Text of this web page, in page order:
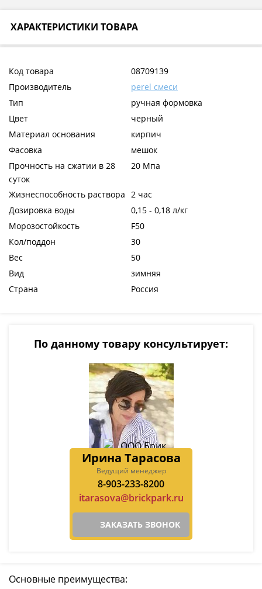
ХАРАКТЕРИСТИКИ ТОВАРА
Код товара
08709139
Производитель
perel смеси
Тип
ручная формовка
Цвет
черный
Материал основания
кирпич
Фасовка
мешок
Прочность на сжатии в 28
суток
20 Мпа
Жизнеспособность раствора 2 час
Дозировка воды
0,15 - 0,18 л/кг
Морозостойкость
F50
Кол/поддон
30
Вес
50
Вид
зимняя
Страна
Россия
По данному товару консультирует:
Ирина Тарасова
Ведущий менеджер
8-903-233-8200
itarasova@brickpark.ru
ЗАКАЗАТЬ ЗВОНОК
Основные преимущества: